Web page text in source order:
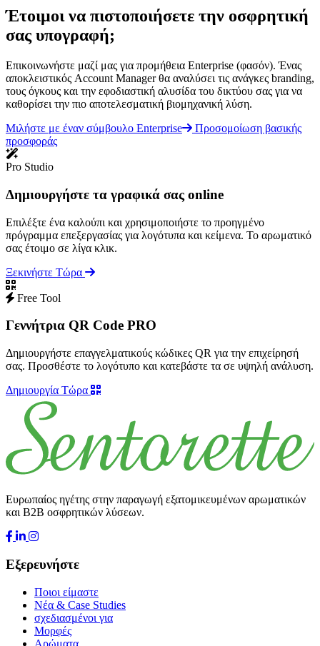
Έτοιμοι να πιστοποιήσετε την οσφρητική
σας υπογραφή;
Επικοινωνήστε μαζί μας για προμήθεια Enterprise (φασόν). Ένας
αποκλειστικός Account Manager θα αναλύσει τις ανάγκες branding,
τους όγκους και την εφοδιαστική αλυσίδα του δικτύου σας για να
καθορίσει την πιο αποτελεσματική βιομηχανική λύση.
Μιλήστε με έναν σύμβουλο Enterprise
Προσομοίωση βασικής
προσφοράς
Pro Studio
Δημιουργήστε τα γραφικά σας online
Επιλέξτε ένα καλούπι και χρησιμοποιήστε το προηγμένο
πρόγραμμα επεξεργασίας για λογότυπα και κείμενα. Το αρωματικό
σας έτοιμο σε λίγα κλικ.
Ξεκινήστε Τώρα
Free Tool
Γεννήτρια QR Code PRO
Δημιουργήστε επαγγελματικούς κώδικες QR για την επιχείρησή
σας. Προσθέστε το λογότυπο και κατεβάστε τα σε υψηλή ανάλυση.
Δημιουργία Τώρα
Ευρωπαίος ηγέτης στην παραγωγή εξατομικευμένων αρωματικών
και B2B οσφρητικών λύσεων.
Εξερευνήστε
Ποιοι είμαστε
Νέα & Case Studies
σχεδιασμένοι για
Μορφές
Αρώματα